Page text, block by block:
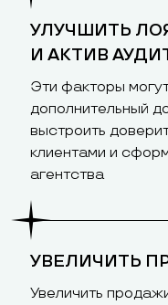
УЛУЧШИТЬ
И АКТИВ
Эти факторы
дополнительный
выстроить
клиентами и
агентства
УВЕЛИЧИТЬ
Увеличить